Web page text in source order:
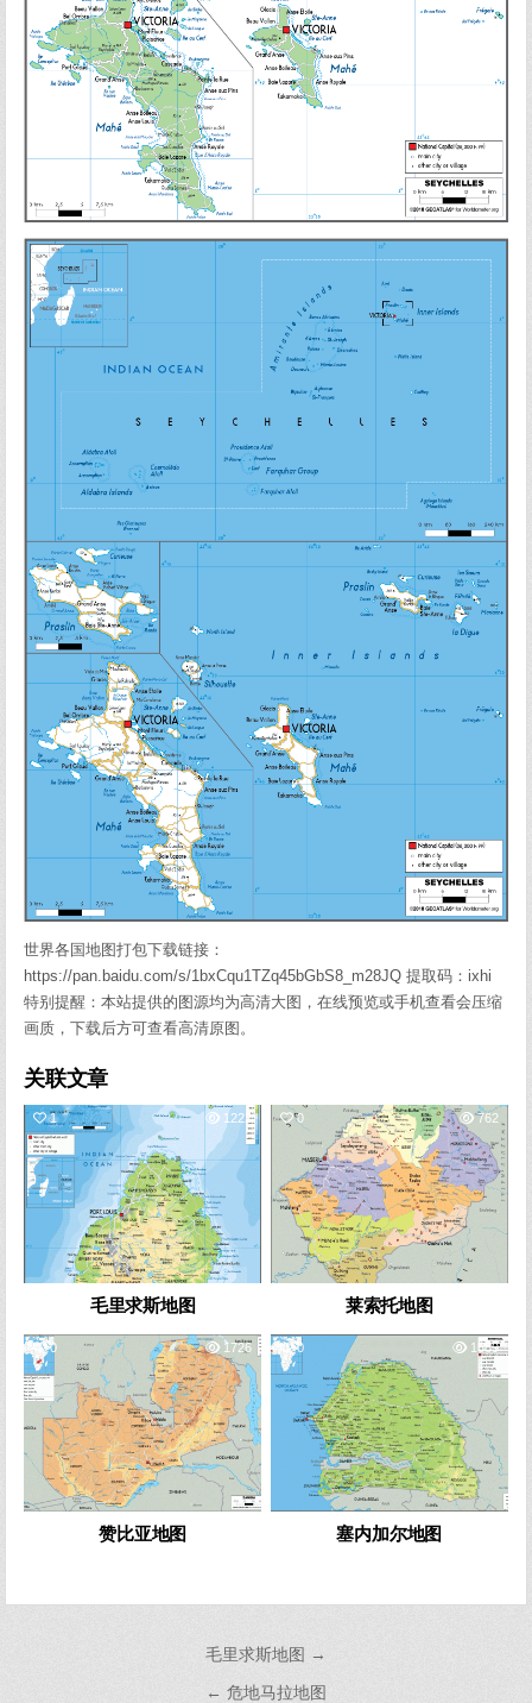
世界各国地图打包下载链接：
https://pan.baidu.com/s/1bxCqu1TZq45bGbS8_m28JQ 提取码：ixhi
特别提醒：本站提供的图源均为高清大图，在线预览或手机查看会压缩
画质，下载后方可查看高清原图。
关联文章
1 1222
毛里求斯地图
0 762
莱索托地图
0 1726
赞比亚地图
0 1589
塞内加尔地图
毛里求斯地图 →
← 危地马拉地图